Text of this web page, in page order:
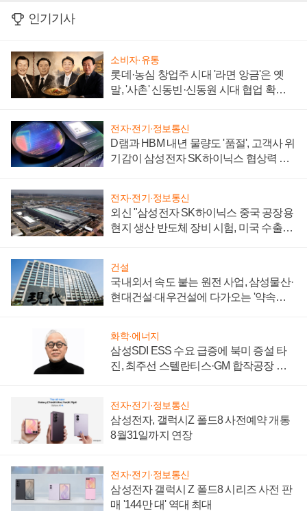
인기기사
소비자·유통
롯데·농심 창업주 시대 '라면 앙금'은 옛
말, '사촌' 신동빈·신동원 시대 협업 확대
전자·전기·정보통신
D램과 HBM 내년 물량도 '품절', 고객사 위
기감이 삼성전자 SK하이닉스 협상력 더
전자·전기·정보통신
외신 "삼성전자 SK하이닉스 중국 공장용
현지 생산 반도체 장비 시험, 미국 수출통
건설
국내외서 속도 붙는 원전 사업, 삼성물산·
현대건설·대우건설에 다가오는 '약속의
화학·에너지
삼성SDI ESS 수요 급증에 북미 증설 타
진, 최주선 스텔란티스·GM 합작공장 건
전자·전기·정보통신
삼성전자, 갤럭시Z 폴드8 사전예약 개통
8월31일까지 연장
전자·전기·정보통신
삼성전자 갤럭시 Z 폴드8 시리즈 사전 판
매 '144만 대' 역대 최대